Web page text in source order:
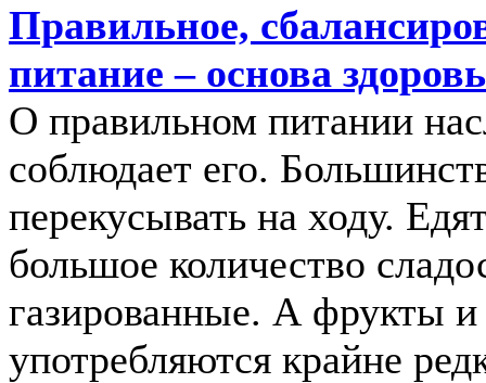
Правильное,
питание – основа
О правильном питании
соблюдает его.
перекусывать на ходу.
большое количество
газированные. А фрукты
употребляются крайне